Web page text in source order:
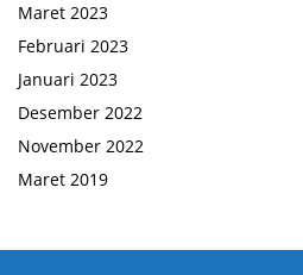
Maret 2023
Februari 2023
Januari 2023
Desember 2022
November 2022
Maret 2019